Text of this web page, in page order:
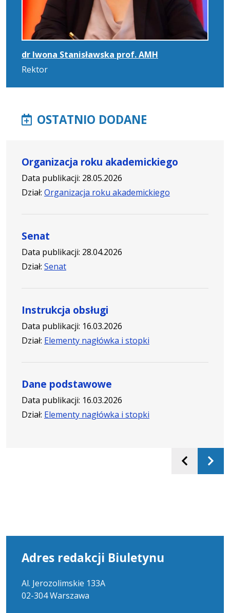
dr Iwona Stanisławska prof. AMH
Rektor
OSTATNIO DODANE
Organizacja roku akademickiego
Data publikacji: 28.05.2026
Dział: Organizacja roku akademickiego
Senat
Data publikacji: 28.04.2026
Dział: Senat
Instrukcja obsługi
Data publikacji: 16.03.2026
Dział: Elementy nagłówka i stopki
Dane podstawowe
Data publikacji: 16.03.2026
Dział: Elementy nagłówka i stopki
slajd
Adres redakcji Biuletynu
Al. Jerozolimskie 133A
02-304 Warszawa